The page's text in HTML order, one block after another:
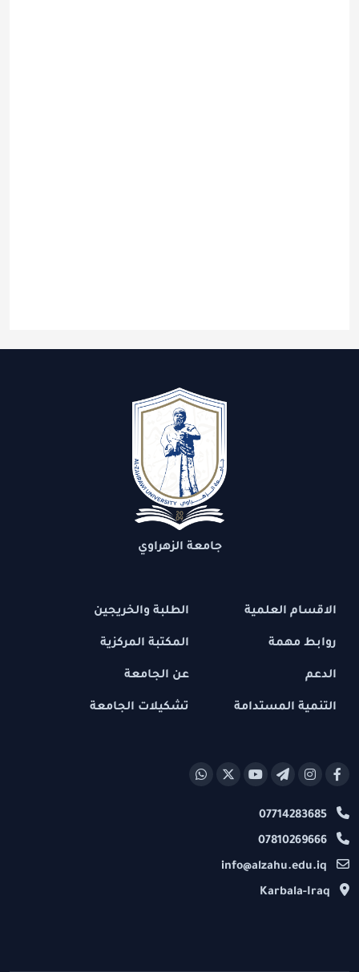
جامعة الزهراوي
الاقسام العلمية
روابط مهمة
الدعم
التنمية المستدامة
الطلبة والخريجين
المكتبة المركزية
عن الجامعة
تشكيلات الجامعة
07714283685
07810269666
info@alzahu.edu.iq
Karbala-Iraq